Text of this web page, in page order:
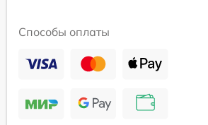
Способы оплаты